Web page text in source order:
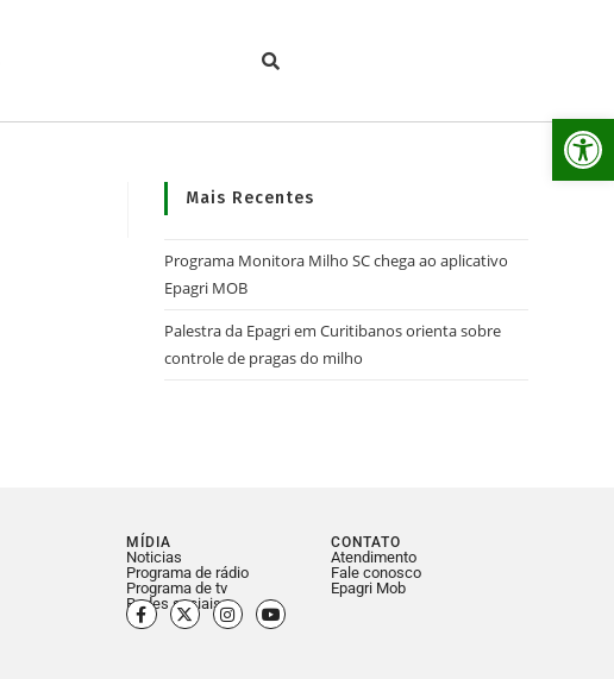
Mais Recentes
Programa Monitora Milho SC chega ao aplicativo
Epagri MOB
Palestra da Epagri em Curitibanos orienta sobre
controle de pragas do milho
MÍDIA
Noticias
Programa de rádio
Programa de tv
Redes sociais
CONTATO
Atendimento
Fale conosco
Epagri Mob